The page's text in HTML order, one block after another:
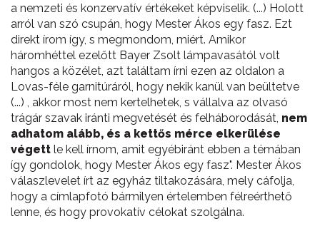
a nemzeti és konzervatív értékeket képviselik. (...) Holott
arról van szó csupán, hogy Mester Ákos egy fasz. Ezt
direkt írom így, s megmondom, miért. Amikor
háromhéttel ezelőtt Bayer Zsolt lámpavasától volt
hangos a közélet, azt találtam írni ezen az oldalon a
Lovas-féle garnitúráról, hogy nekik kanül van beültetve
(...) , akkor most nem kertelhetek, s vállalva az olvasó
trágár szavak iránti megvetését és felháborodását, nem
adhatom alább, és a kettős mérce elkerülése
végett le kell írnom, amit egyébiránt ebben a témában
így gondolok, hogy Mester Ákos egy fasz". Mester Ákos
válaszlevelet írt az egyház tiltakozására, mely cáfolja,
hogy a címlapfotó bármilyen értelemben félreérthető
lenne, és hogy provokatív célokat szolgálna.